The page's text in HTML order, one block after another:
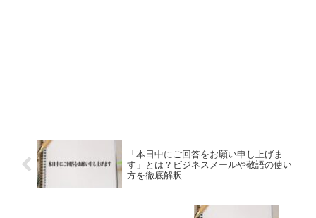
「本日中にご回答をお願い申し上げま
す」とは？ビジネスメールや敬語の使い
方を徹底解釈